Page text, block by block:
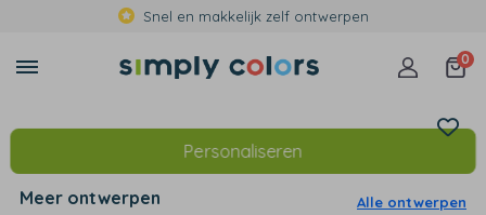
Snel en makkelijk zelf ontwerpen
0
Personaliseren
Meer ontwerpen Alle ontwerpen